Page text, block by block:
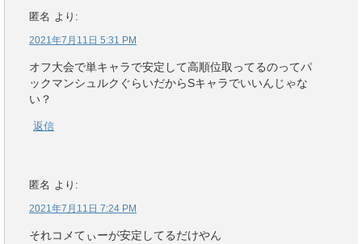
匿名 より:
2021年7月11日 5:31 PM
オフ大会で単キャラで安定して高順位取ってるのってパ
ックマンシュルクぐらいだからSキャラでいいんじゃな
い？
返信
匿名 より:
2021年7月11日 7:24 PM
それコメてぃーが安定してるだけやん